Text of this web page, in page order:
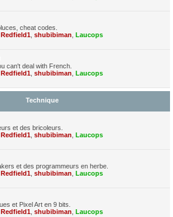
cheat codes.
Redfield1 shubibiman Laucops
can't deal with French.
Redfield1 shubibiman Laucops
Technique
et des bricoleurs.
Redfield1 shubibiman Laucops
et des programmeurs en herbe.
Redfield1 shubibiman Laucops
et Pixel Art en 9 bits.
Redfield1 shubibiman Laucops